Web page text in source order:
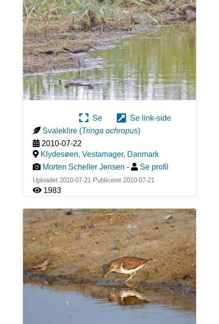
Se
Se link-side
Svaleklire (Tringa ochropus)
2010-07-22
Klydesøen, Vestamager, Danmark
Morten Scheller Jensen - Se profil
Uploadet 2010-07-21 Publiceret 2010-07-21
1983